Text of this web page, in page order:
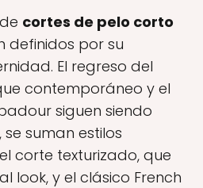
cortes de pelo corto
definidos por su
El regreso del
contemporáneo y el
siguen siendo
suman estilos
corte texturizado, que
look, y el clásico French